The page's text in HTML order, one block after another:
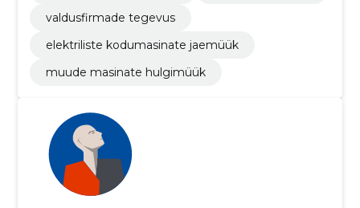
valdusfirmade tegevus
elektriliste kodumasinate jaemüük
muude masinate hulgimüük